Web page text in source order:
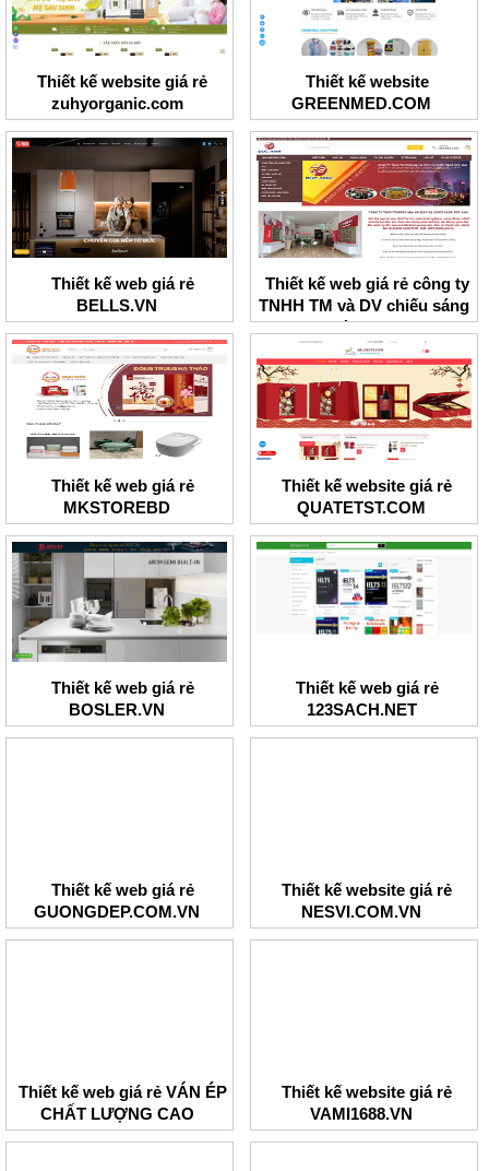
Thiết kế website giá rẻ
zuhyorganic.com
Thiết kế website
GREENMED.COM
Thiết kế web giá rẻ
BELLS.VN
Thiết kế web giá rẻ công ty
TNHH TM và DV chiếu sáng
Đức Anh
Thiết kế web giá rẻ
MKSTOREBD
Thiết kế website giá rẻ
QUATETST.COM
Thiết kế web giá rẻ
BOSLER.VN
Thiết kế web giá rẻ
123SACH.NET
Thiết kế web giá rẻ
GUONGDEP.COM.VN
Thiết kế website giá rẻ
NESVI.COM.VN
Thiết kế web giá rẻ VÁN ÉP
CHẤT LƯỢNG CAO
Thiết kế website giá rẻ
VAMI1688.VN